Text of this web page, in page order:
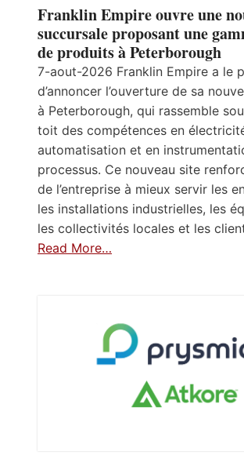
Franklin Empire ouvre une
succursale proposant une
de produits à Peterborough
7-aout-2026 Franklin Empire a le
d’annoncer l’ouverture de sa
à Peterborough, qui rassemble
toit des compétences en
automatisation et en
processus. Ce nouveau site
de l’entreprise à mieux servir les
les installations industrielles, les
les collectivités locales et les
Read More…